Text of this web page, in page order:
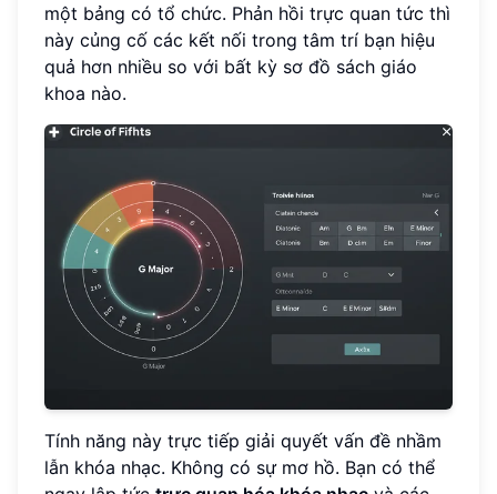
một bảng có tổ chức. Phản hồi trực quan tức thì
này củng cố các kết nối trong tâm trí bạn hiệu
quả hơn nhiều so với bất kỳ sơ đồ sách giáo
khoa nào.
Tính năng này trực tiếp giải quyết vấn đề nhầm
lẫn khóa nhạc. Không có sự mơ hồ. Bạn có thể